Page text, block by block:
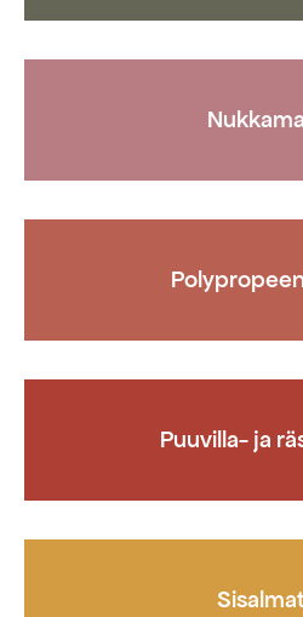
Puuvilla- ja